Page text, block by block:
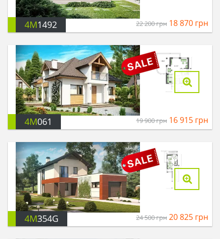
4M1492 22 200грн 18 870 грн
4M061 19 900грн 16 915 грн
4M354G 24 500грн 20 825 грн